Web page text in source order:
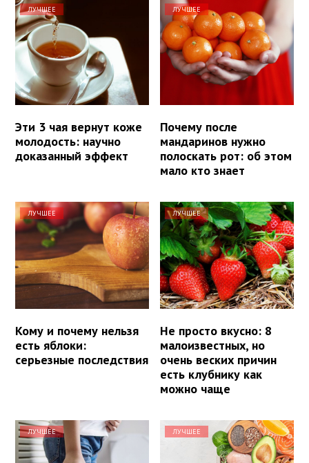
ЛУЧШЕЕ
Эти 3 чая вернут коже
молодость: научно
доказанный эффект
ЛУЧШЕЕ
Почему после
мандаринов нужно
полоскать рот: об этом
мало кто знает
ЛУЧШЕЕ
Кому и почему нельзя
есть яблоки:
серьезные последствия
ЛУЧШЕЕ
Не просто вкусно: 8
малоизвестных, но
очень веских причин
есть клубнику как
можно чаще
ЛУЧШЕЕ ЛУЧШЕЕ